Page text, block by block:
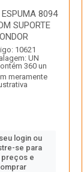
ESPUMA 8094
SUPORTE
10621
UN
360 un
meramente
login ou
se para
preços e